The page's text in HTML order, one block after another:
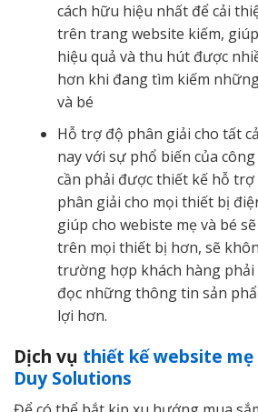
cách hữu hiệu nhất để cải
trên trang website kiếm,
hiệu quả và thu hút được
hơn khi đang tìm kiếm
và bé
Hỗ trợ độ phân giải cho tất
nay với sự phổ biến của
cần phải được thiết kế hỗ trợ
phân giải cho mọi thiết bị
giúp cho webiste mẹ và bé
trên mọi thiết bị hơn, sẽ
trường hợp khách hàng
đọc những thông tin sản
lợi hơn.
Dịch vụ thiết kế website
Duy Solutions